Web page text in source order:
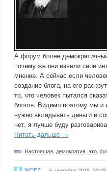
А форум более
почему же они извели свои
мнение. А сейчас если
создание блога, на его
то, что человек пытался
блогов. Видимо поэтому мы и
нужно вкладывать деньги и
нет, я лучше буду
Читать дальше →
Настоящая демократия это